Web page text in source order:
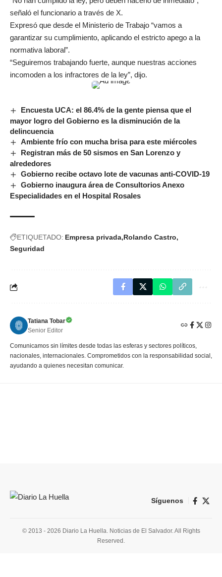
señaló el funcionario a través de X.
Expresó que desde el Ministerio de Trabajo “vamos a
garantizar su cumplimiento, aplicando el estricto apego a la
normativa laboral”.
“Seguiremos trabajando fuerte, aunque nuestras acciones
incomoden a los infractores de la ley”, dijo.
Encuesta UCA: el 86.4% de la gente piensa que el
mayor logro del Gobierno es la disminución de la
delincuencia
Ambiente frío con mucha brisa para este miércoles
Registran más de 50 sismos en San Lorenzo y
alrededores
Gobierno recibe octavo lote de vacunas anti-COVID-19
Gobierno inaugura área de Consultorios Anexo
Especialidades en el Hospital Rosales
ETIQUETADO: Empresa privada Rolando Castro
Seguridad
Tatiana Tobar
Senior Editor
Comunicamos sin límites desde todas las esferas y sectores políticos,
nacionales, internacionales. Comprometidos con la responsabilidad social,
ayudando a quienes necesitan comunicar.
Síguenos
© 2013 - 2026 Diario La Huella. Noticias de El Salvador. All Rights
Reserved.